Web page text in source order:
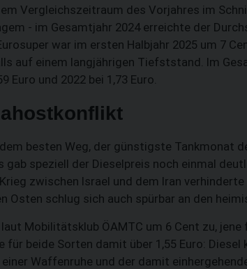
Vergleichszeitraum des Vorjahres im
- im Gesamtjahr 2024 erreichte der
war im ersten Halbjahr 2025 um 7
auf einem langjährigen Tiefststand. Im
Euro und 2022 bei 1,73 Euro.
besten Weg, der günstigste Tankmonat
speziell der Dieselpreis noch einmal
zwischen Israel und dem Iran
Osten schlug sich auch spürbar an den
Mobilitätsklub ÖAMTC um 6 Cent zu,
für beide Sorten damit über 1,55 Euro:
Waffenruhe und der damit
SUCHEN